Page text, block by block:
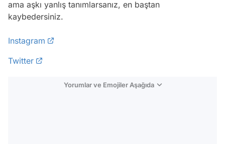
ama aşkı yanlış tanımlarsanız, en baştan
kaybedersiniz.
Instagram
Twitter
Yorumlar ve Emojiler Aşağıda